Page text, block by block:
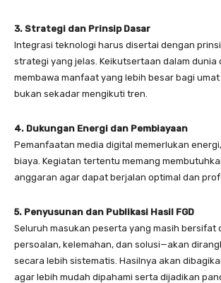
3. Strategi dan Prinsip Dasar
Integrasi teknologi harus disertai dengan
strategi yang jelas. Keikutsertaan dalam dunia
membawa manfaat yang lebih besar bagi
bukan sekadar mengikuti tren.
4. Dukungan Energi dan Pembiayaan
Pemanfaatan media digital memerlukan
biaya. Kegiatan tertentu memang
anggaran agar dapat berjalan optimal dan
5. Penyusunan dan Publikasi Hasil FGD
Seluruh masukan peserta yang masih bersifat
persoalan, kelemahan, dan solusi—akan
secara lebih sistematis. Hasilnya akan
agar lebih mudah dipahami serta dijadikan